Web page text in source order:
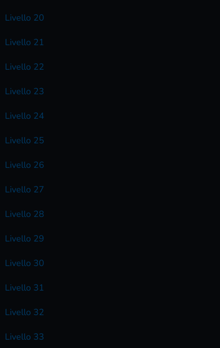
Livello 20
Livello 21
Livello 22
Livello 23
Livello 24
Livello 25
Livello 26
Livello 27
Livello 28
Livello 29
Livello 30
Livello 31
Livello 32
Livello 33